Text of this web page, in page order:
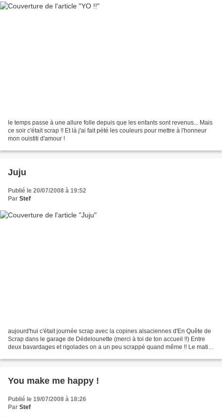
le temps passe à une allure folle depuis que les enfants sont revenus... Mais
ce soir c'était scrap !! Et là j'ai fait pété les couleurs pour mettre à l'honneur
mon ouistiti d'amour !
Juju
Publié le 20/07/2008 à 19:52
Par Stef
aujourd'hui c'était journée scrap avec la copines alsaciennes d'En Quête de
Scrap dans le garage de Dédelounette (merci à toi de ton accueil !!) Entre
deux bavardages et rigolades on a un peu scrappé quand même !! Le matin
You make me happy !
Publié le 19/07/2008 à 18:26
Par Stef